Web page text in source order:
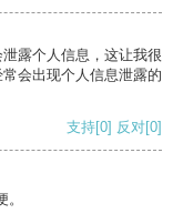
露个人信息，这让我很
会出现个人信息泄露的
支持[0] 反对[0]